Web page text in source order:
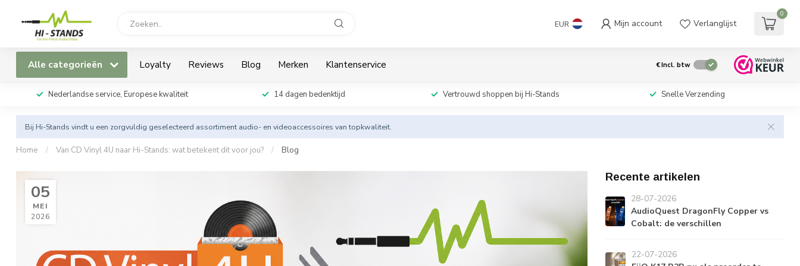
EUR Mijn account Verlanglijst
0
Alle categorieën Loyalty Reviews Blog Merken Klantenservice €Incl. btw
Nederlandse service, Europese kwaliteit 14 dagen bedenktijd Vertrouwd shoppen bij Hi-Stands Snelle Verzending
Bij Hi-Stands vindt u een zorgvuldig geselecteerd assortiment audio- en videoaccessoires van topkwaliteit.
Home / Van CD Vinyl 4U naar Hi-Stands: wat betekent dit voor jou? / Blog
05
MEI
2026
Recente artikelen
28-07-2026
AudioQuest DragonFly Copper vs
Cobalt: de verschillen
22-07-2026